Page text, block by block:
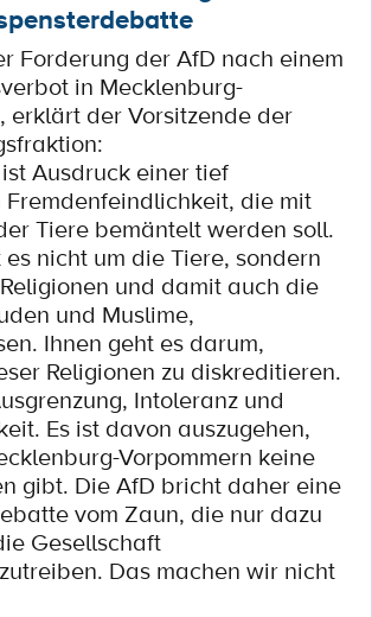
Forderung der AfD nach einem
in Mecklenburg-
erklärt der Vorsitzende der
Ausdruck einer tief
die mit
Tiere bemäntelt werden soll.
nicht um die Tiere, sondern
und damit auch die
und Muslime,
Ihnen geht es darum,
Religionen zu diskreditieren.
Intoleranz und
Es ist davon auszugehen,
Vorpommern keine
gibt. Die AfD bricht daher eine
vom Zaun, die nur dazu
Gesellschaft
Das machen wir nicht